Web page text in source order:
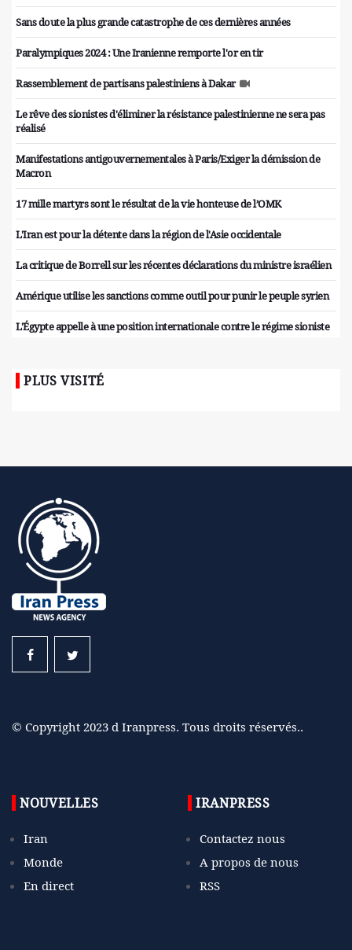
Sans doute la plus grande catastrophe de ces dernières années
Paralympiques 2024 : Une Iranienne remporte l'or en tir
Rassemblement de partisans palestiniens à Dakar
Le rêve des sionistes d'éliminer la résistance palestinienne ne sera pas
réalisé
Manifestations antigouvernementales à Paris/Exiger la démission de
Macron
17 mille martyrs sont le résultat de la vie honteuse de l’OMK
L'Iran est pour la détente dans la région de l'Asie occidentale
La critique de Borrell sur les récentes déclarations du ministre israélien
Amérique utilise les sanctions comme outil pour punir le peuple syrien
L'Égypte appelle à une position internationale contre le régime sioniste
PLUS VISITÉ
© Copyright 2023 d Iranpress. Tous droits réservés..
NOUVELLES
Iran
Monde
En direct
IRANPRESS
Contactez nous
A propos de nous
RSS